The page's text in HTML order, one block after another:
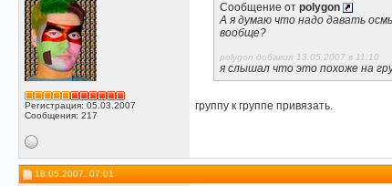
Регистрация: 05.03.2007
Сообщения: 217
Сообщение от polygon
А я думаю что надо давать
вообще?
polygon добавил 13.05.2007 в 11:10
я слышал что это похоже на
группу к группе привязать.
18.05.2007, 07:01